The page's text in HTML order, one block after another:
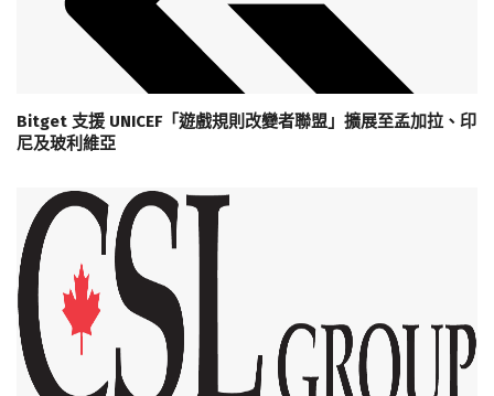
Bitget 支援 UNICEF「遊戲規則改變者聯盟」擴展至孟加拉、印
尼及玻利維亞